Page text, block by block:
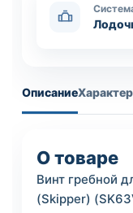
Описание
О товаре
Винт гребной
(Skipper)